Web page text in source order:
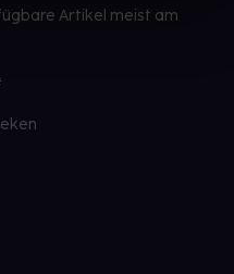
Artikel meist am